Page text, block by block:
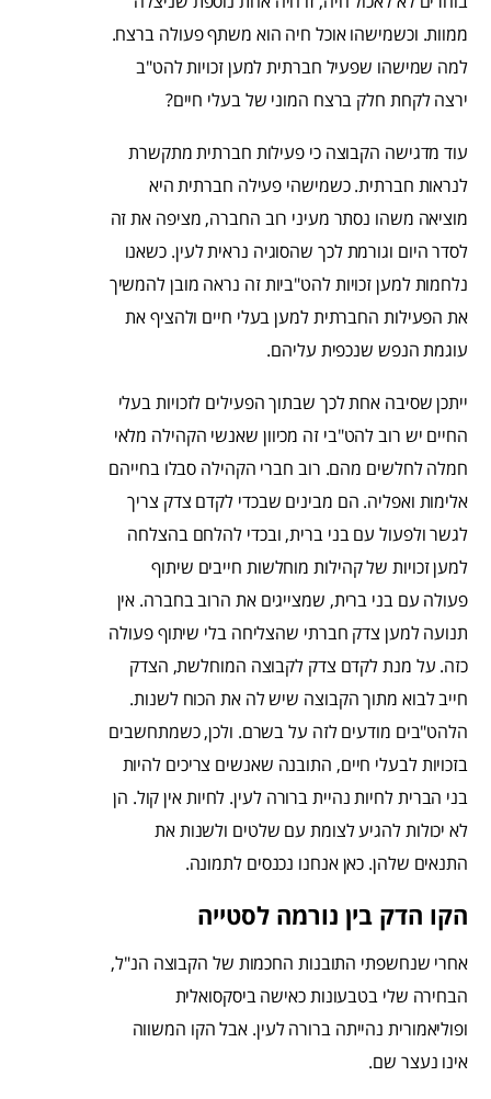
ממוות. וכשמישהו אוכל חיה הוא משתף פעולה ברצח.
למה שמישהו שפעיל חברתית למען זכויות להט"ב
ירצה לקחת חלק ברצח המוני של בעלי חיים?
עוד מדגישה הקבוצה כי פעילות חברתית מתקשרת
לנראות חברתית. כשמישהי פעילה חברתית היא
מוציאה משהו נסתר מעיני רוב החברה, מציפה את זה
לסדר היום וגורמת לכך שהסוגיה נראית לעין. כשאנו
נלחמות למען זכויות להט"ביות זה נראה מובן להמשיך
את הפעילות החברתית למען בעלי חיים ולהציף את
עוגמת הנפש שנכפית עליהם.
ייתכן שסיבה אחת לכך שבתוך הפעילים לזכויות בעלי
החיים יש רוב להט"בי זה מכיוון שאנשי הקהילה מלאי
חמלה לחלשים מהם. רוב חברי הקהילה סבלו בחייהם
אלימות ואפליה. הם מבינים שבכדי לקדם צדק צריך
לגשר ולפעול עם בני ברית, ובכדי להלחם בהצלחה
למען זכויות של קהילות מוחלשות חייבים שיתוף
פעולה עם בני ברית, שמצייגים את הרוב בחברה. אין
תנועה למען צדק חברתי שהצליחה בלי שיתוף פעולה
כזה. על מנת לקדם צדק לקבוצה המוחלשת, הצדק
חייב לבוא מתוך הקבוצה שיש לה את הכוח לשנות.
הלהט"בים מודעים לזה על בשרם. ולכן, כשמתחשבים
בזכויות לבעלי חיים, התובנה שאנשים צריכים להיות
בני הברית לחיות נהיית ברורה לעין. לחיות אין קול. הן
לא יכולות להגיע לצומת עם שלטים ולשנות את
התנאים שלהן. כאן אנחנו נכנסים לתמונה.
הקו הדק בין נורמה לסטייה
אחרי שנחשפתי התובנות החכמות של הקבוצה הנ"ל,
הבחירה שלי בטבעונות כאישה ביסקסואלית
ופוליאמורית נהייתה ברורה לעין. אבל הקו המשווה
אינו נעצר שם.